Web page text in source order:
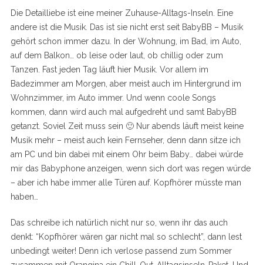
Die Detailliebe ist eine meiner Zuhause-Alltags-Inseln. Eine
andere ist die Musik. Das ist sie nicht erst seit BabyBB – Musik
gehört schon immer dazu. In der Wohnung, im Bad, im Auto,
auf dem Balkon… ob leise oder laut, ob chillig oder zum
Tanzen. Fast jeden Tag läuft hier Musik. Vor allem im
Badezimmer am Morgen, aber meist auch im Hintergrund im
Wohnzimmer, im Auto immer. Und wenn coole Songs
kommen, dann wird auch mal aufgedreht und samt BabyBB
getanzt. Soviel Zeit muss sein 🙂 Nur abends läuft meist keine
Musik mehr – meist auch kein Fernseher, denn dann sitze ich
am PC und bin dabei mit einem Ohr beim Baby… dabei würde
mir das Babyphone anzeigen, wenn sich dort was regen würde
– aber ich habe immer alle Türen auf. Kopfhörer müsste man
haben…
Das schreibe ich natürlich nicht nur so, wenn ihr das auch
denkt: “Kopfhörer wären gar nicht mal so schlecht”, dann lest
unbedingt weiter! Denn ich verlose passend zum Sommer